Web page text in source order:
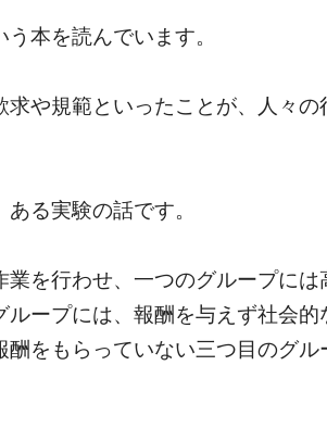
本を読んでいます。
や規範といったことが、人々
る実験の話です。
を行わせ、一つのグループに
ープには、報酬を与えず社会
をもらっていない三つ目のグ